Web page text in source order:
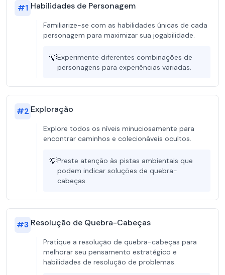
#1 Habilidades de Personagem
Familiarize-se com as habilidades únicas de cada
personagem para maximizar sua jogabilidade.
💡Experimente diferentes combinações de
personagens para experiências variadas.
#2 Exploração
Explore todos os níveis minuciosamente para
encontrar caminhos e colecionáveis ​​ocultos.
💡Preste atenção às pistas ambientais que
podem indicar soluções de quebra-
cabeças.
#3 Resolução de Quebra-Cabeças
Pratique a resolução de quebra-cabeças para
melhorar seu pensamento estratégico e
habilidades de resolução de problemas.